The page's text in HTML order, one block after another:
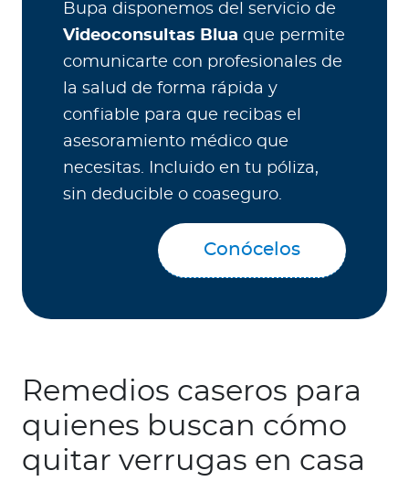
Bupa disponemos del servicio de
Videoconsultas Blua que permite
comunicarte con profesionales de
la salud de forma rápida y
confiable para que recibas el
asesoramiento médico que
necesitas. Incluido en tu póliza,
sin deducible o coaseguro.
Conócelos
Remedios caseros para
quienes buscan cómo
quitar verrugas en casa